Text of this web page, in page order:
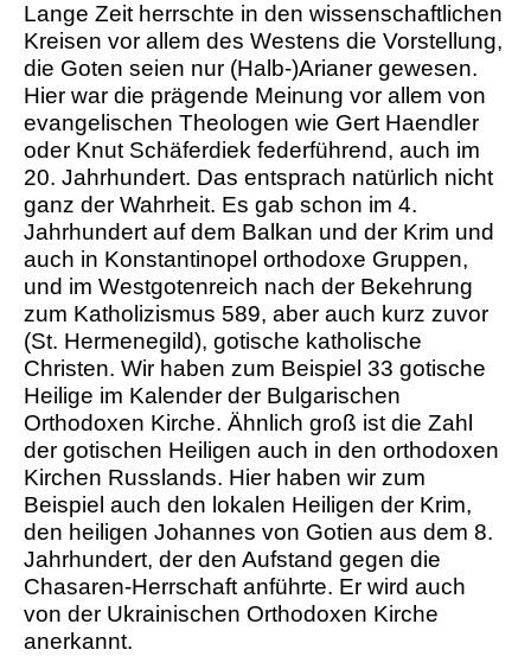
Lange Zeit herrschte in den wissenschaftlichen
Kreisen vor allem des Westens die Vorstellung,
die Goten seien nur (Halb-)Arianer gewesen.
Hier war die prägende Meinung vor allem von
evangelischen Theologen wie Gert Haendler
oder Knut Schäferdiek federführend, auch im
20. Jahrhundert. Das entsprach natürlich nicht
ganz der Wahrheit. Es gab schon im 4.
Jahrhundert auf dem Balkan und der Krim und
auch in Konstantinopel orthodoxe Gruppen,
und im Westgotenreich nach der Bekehrung
zum Katholizismus 589, aber auch kurz zuvor
(St. Hermenegild), gotische katholische
Christen. Wir haben zum Beispiel 33 gotische
Heilige im Kalender der Bulgarischen
Orthodoxen Kirche. Ähnlich groß ist die Zahl
der gotischen Heiligen auch in den orthodoxen
Kirchen Russlands. Hier haben wir zum
Beispiel auch den lokalen Heiligen der Krim,
den heiligen Johannes von Gotien aus dem 8.
Jahrhundert, der den Aufstand gegen die
Chasaren-Herrschaft anführte. Er wird auch
von der Ukrainischen Orthodoxen Kirche
anerkannt.